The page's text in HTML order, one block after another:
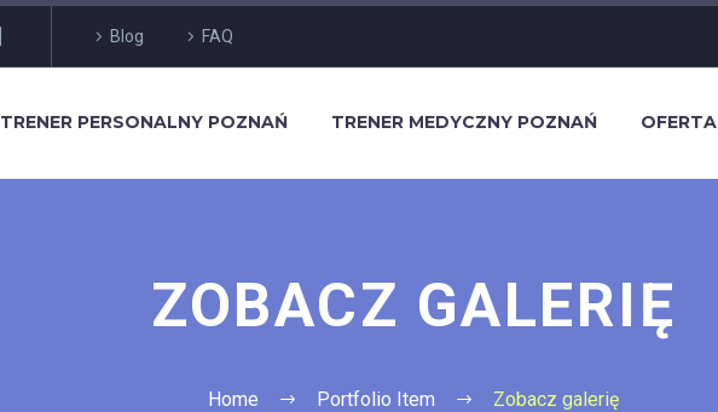
Blog FAQ
TRENER PERSONALNY POZNAŃ TRENER MEDYCZNY POZNAŃ OFERTA
ZOBACZ GALERIĘ
Home Portfolio Item Zobacz galerię